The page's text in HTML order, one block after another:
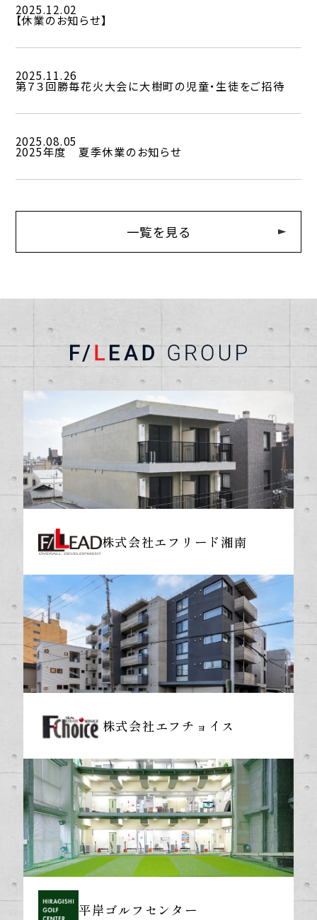
2025.12.02
【休業のお知らせ】
2025.11.26
第７３回勝毎花火大会に大樹町の児童・生徒をご招待
2025.08.05
2025年度 夏季休業のお知らせ
一覧を見る
株式会社エフリード湘南
株式会社エフチョイス
平岸ゴルフセンター